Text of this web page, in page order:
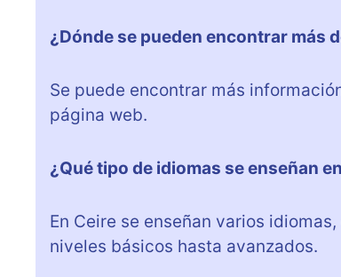
¿Dónde se pueden encontrar más
Se puede encontrar más
página web.
¿Qué tipo de idiomas se enseñan
En Ceire se enseñan varios
niveles básicos hasta avanzados.